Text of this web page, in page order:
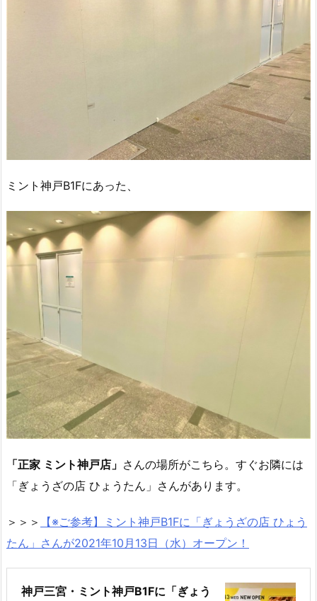
ミント神戸B1Fにあった、
「正家 ミント神戸店」 さんの場所がこちら。すぐお隣には
「ぎょうざの店 ひょうたん」さんがあります。
＞＞＞
【※ご参考】ミント神戸B1Fに「ぎょうざの店 ひょう
たん」さんが2021年10月13日（水）オープン！
神戸三宮・ミント神戸B1Fに「ぎょう